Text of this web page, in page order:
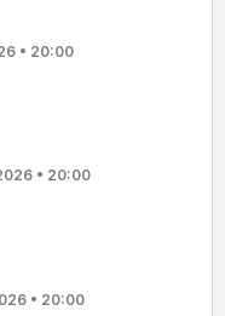
• 20:00
• 20:00
• 20:00